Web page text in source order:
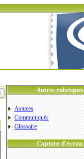
Autres rubriques
Astuces
Communiqués
Glossaire
Capture d'écran